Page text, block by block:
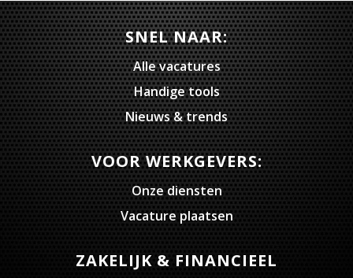
SNEL NAAR:
Alle vacatures
Handige tools
Nieuws & trends
VOOR WERKGEVERS:
Onze diensten
Vacature plaatsen
ZAKELIJK & FINANCIEEL